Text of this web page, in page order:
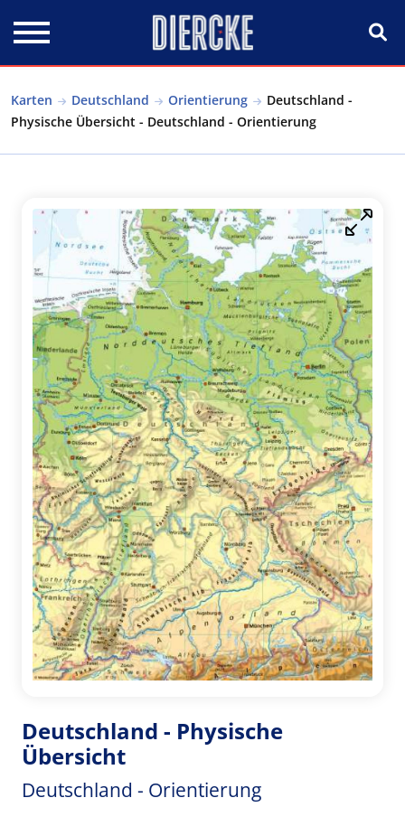
Karten Deutschland Orientierung
Deutschland -
Physische Übersicht - Deutschland - Orientierung
Deutschland - Physische
Übersicht
Deutschland - Orientierung